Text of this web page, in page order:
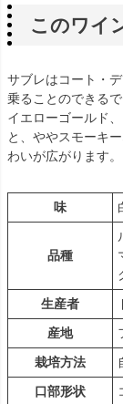
このワイ
サブレはコート・
乗ることのできる
イエローゴールド
と、ややスモーキ
わいが広がります。
味
品種
生産者
産地
栽培方法
口部形状